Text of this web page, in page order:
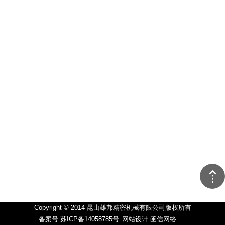
Copyright © 2014 昆山雄邦精密机械有限公司版权所有
备案号:苏ICP备14058785号 网站设计:函信网络